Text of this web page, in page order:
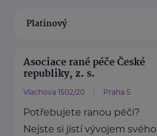
Platinový
Asociace rané péče České
republiky, z. s.
Vlachova 1502/20 Praha 5
Potřebujete ranou péči?
Nejste si jistí vývojem svého